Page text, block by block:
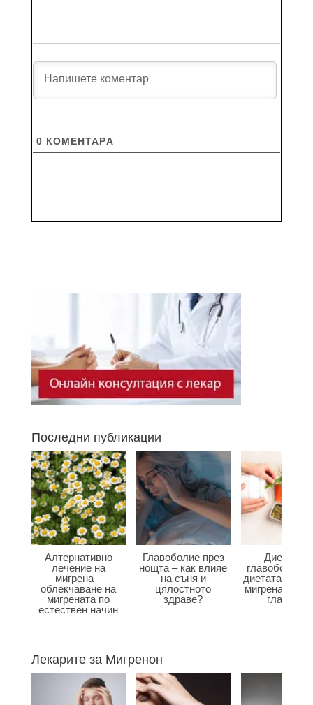
0 КОМЕНТАРA
Последни публикации
Алтернативно
лечение на
мигрена –
облекчаване на
мигрената по
естествен начин
Главоболие през
нощта – как влияе
на съня и
цялостното
здраве?
Диета при
главоболие –
диетата
мигрена и
главата?
Лекарите за Мигренон